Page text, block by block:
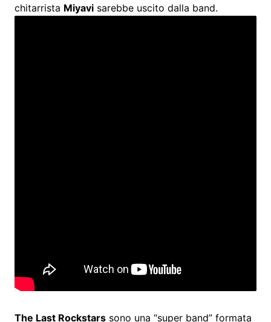
chitarrista Miyavisarebbe uscito dalla band.
The Last Rockstarssono una “super band” formata